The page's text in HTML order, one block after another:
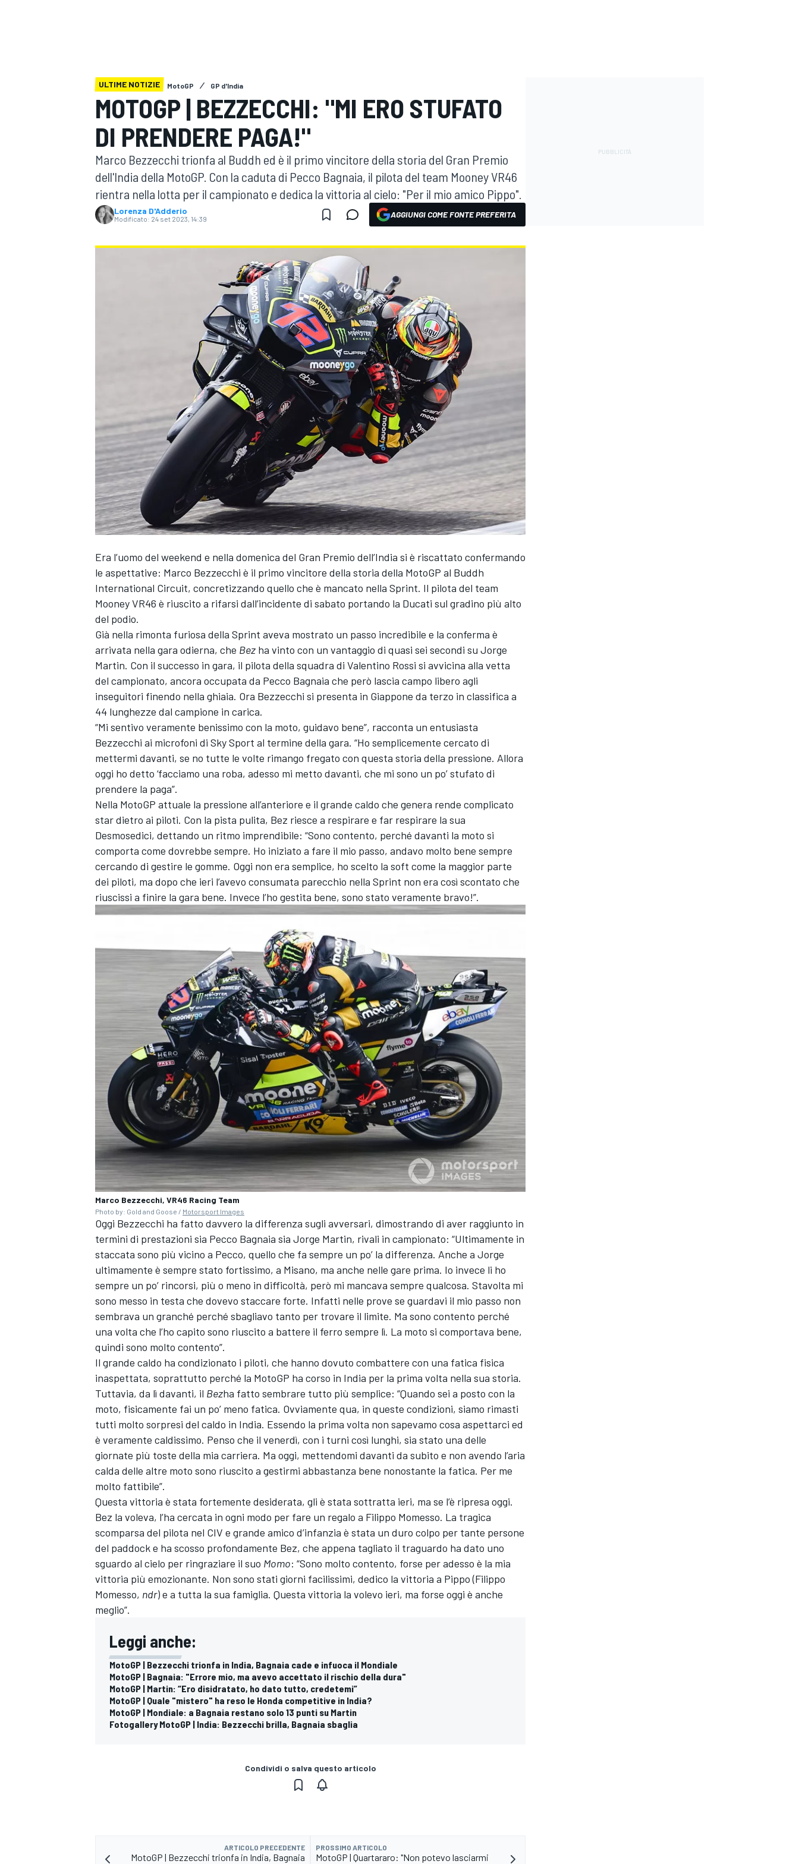
WRC
MONOPOSTO
ENDURANCE/GT
MONOMARCA
RALLY
ULTIME NOTIZIE MotoGP GP d'India
MOTOGP | BEZZECCHI: "MI ERO STUFATO
DI PRENDERE PAGA!"
Marco Bezzecchi trionfa al Buddh ed è il primo vincitore della storia del Gran Premio
dell'India della MotoGP. Con la caduta di Pecco Bagnaia, il pilota del team Mooney VR46
rientra nella lotta per il campionato e dedica la vittoria al cielo: "Per il mio amico Pippo".
Lorenza D'Adderio
Modificato: 24 set 2023, 14:39 AGGIUNGI COME FONTE PREFERITA
Era l’uomo del weekend e nella domenica del Gran Premio dell’India si è riscattato confermando
le aspettative: Marco Bezzecchi è il primo vincitore della storia della MotoGP al Buddh
International Circuit, concretizzando quello che è mancato nella Sprint. Il pilota del team
Mooney VR46 è riuscito a rifarsi dall’incidente di sabato portando la Ducati sul gradino più alto
del podio.
Già nella rimonta furiosa della Sprint aveva mostrato un passo incredibile e la conferma è
arrivata nella gara odierna, che Bez ha vinto con un vantaggio di quasi sei secondi su Jorge
Martin. Con il successo in gara, il pilota della squadra di Valentino Rossi si avvicina alla vetta
del campionato, ancora occupata da Pecco Bagnaia che però lascia campo libero agli
inseguitori finendo nella ghiaia. Ora Bezzecchi si presenta in Giappone da terzo in classifica a
44 lunghezze dal campione in carica.
“Mi sentivo veramente benissimo con la moto, guidavo bene”, racconta un entusiasta
Bezzecchi ai microfoni di Sky Sport al termine della gara. “Ho semplicemente cercato di
mettermi davanti, se no tutte le volte rimango fregato con questa storia della pressione. Allora
oggi ho detto ‘facciamo una roba, adesso mi metto davanti, che mi sono un po’ stufato di
prendere la paga”.
Nella MotoGP attuale la pressione all’anteriore e il grande caldo che genera rende complicato
star dietro ai piloti. Con la pista pulita, Bez riesce a respirare e far respirare la sua
Desmosedici, dettando un ritmo imprendibile: “Sono contento, perché davanti la moto si
comporta come dovrebbe sempre. Ho iniziato a fare il mio passo, andavo molto bene sempre
cercando di gestire le gomme. Oggi non era semplice, ho scelto la soft come la maggior parte
dei piloti, ma dopo che ieri l’avevo consumata parecchio nella Sprint non era così scontato che
riuscissi a finire la gara bene. Invece l’ho gestita bene, sono stato veramente bravo!”.
Marco Bezzecchi, VR46 Racing Team
Photo by: Gold and Goose / Motorsport Images
Oggi Bezzecchi ha fatto davvero la differenza sugli avversari, dimostrando di aver raggiunto in
termini di prestazioni sia Pecco Bagnaia sia Jorge Martin, rivali in campionato: “Ultimamente in
staccata sono più vicino a Pecco, quello che fa sempre un po’ la differenza. Anche a Jorge
ultimamente è sempre stato fortissimo, a Misano, ma anche nelle gare prima. Io invece li ho
sempre un po’ rincorsi, più o meno in difficoltà, però mi mancava sempre qualcosa. Stavolta mi
sono messo in testa che dovevo staccare forte. Infatti nelle prove se guardavi il mio passo non
sembrava un granché perché sbagliavo tanto per trovare il limite. Ma sono contento perché
una volta che l’ho capito sono riuscito a battere il ferro sempre lì. La moto si comportava bene,
quindi sono molto contento”.
Il grande caldo ha condizionato i piloti, che hanno dovuto combattere con una fatica fisica
inaspettata, soprattutto perché la MotoGP ha corso in India per la prima volta nella sua storia.
Tuttavia, da lì davanti, il Bezha fatto sembrare tutto più semplice: “Quando sei a posto con la
moto, fisicamente fai un po’ meno fatica. Ovviamente qua, in queste condizioni, siamo rimasti
tutti molto sorpresi del caldo in India. Essendo la prima volta non sapevamo cosa aspettarci ed
è veramente caldissimo. Penso che il venerdì, con i turni così lunghi, sia stato una delle
giornate più toste della mia carriera. Ma oggi, mettendomi davanti da subito e non avendo l’aria
calda delle altre moto sono riuscito a gestirmi abbastanza bene nonostante la fatica. Per me
molto fattibile”.
Questa vittoria è stata fortemente desiderata, gli è stata sottratta ieri, ma se l’è ripresa oggi.
Bez la voleva, l’ha cercata in ogni modo per fare un regalo a Filippo Momesso. La tragica
scomparsa del pilota nel CIV e grande amico d’infanzia è stata un duro colpo per tante persone
del paddock e ha scosso profondamente Bez, che appena tagliato il traguardo ha dato uno
sguardo al cielo per ringraziare il suo Momo: “Sono molto contento, forse per adesso è la mia
vittoria più emozionante. Non sono stati giorni facilissimi, dedico la vittoria a Pippo (Filippo
Momesso, ndr) e a tutta la sua famiglia. Questa vittoria la volevo ieri, ma forse oggi è anche
meglio”.
Leggi anche:
MotoGP | Bezzecchi trionfa in India, Bagnaia cade e infuoca il Mondiale
MotoGP | Bagnaia: "Errore mio, ma avevo accettato il rischio della dura"
MotoGP | Martin: “Ero disidratato, ho dato tutto, credetemi”
MotoGP | Quale "mistero" ha reso le Honda competitive in India?
MotoGP | Mondiale: a Bagnaia restano solo 13 punti su Martin
Fotogallery MotoGP | India: Bezzecchi brilla, Bagnaia sbaglia
Condividi o salva questo articolo
ARTICOLO PRECEDENTE
MotoGP | Bezzecchi trionfa in India, Bagnaia
PROSSIMO ARTICOLO
MotoGP | Quartararo: "Non potevo lasciarmi